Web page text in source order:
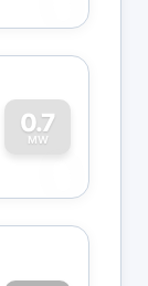
0.7
MW
0